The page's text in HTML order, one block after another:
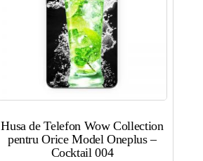
Husa de Telefon Wow Collection
pentru Orice Model Oneplus –
Cocktail 004